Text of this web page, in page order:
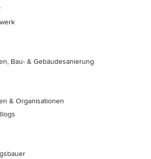
Bau- & Gebäudesanierung
& Organisationen